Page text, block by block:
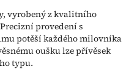
vyrobený z kvalitního
provedení s
potěší každého milovníka
oušku lze přívěsek
typu.